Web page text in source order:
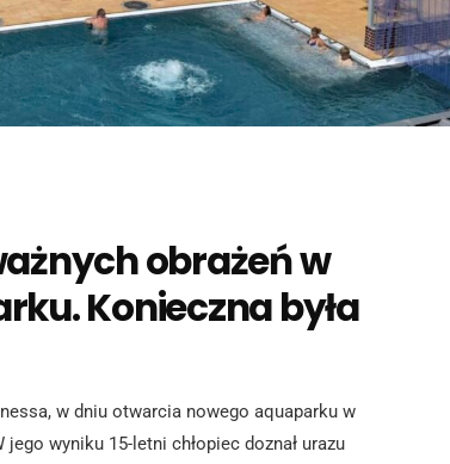
obrażeń w
Konieczna była
w dniu otwarcia nowego aquaparku w
wyniku 15-letni chłopiec doznał urazu